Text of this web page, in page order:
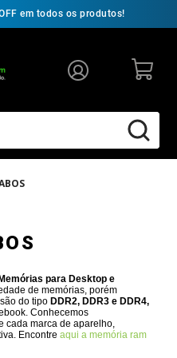
em todos os produtos!
Memórias para Desktop e
de memórias, porém
do tipo DDR2, DDR3 e DDR4,
Conhecemos
cada marca de aparelho,
Encontreaqui a memória ram